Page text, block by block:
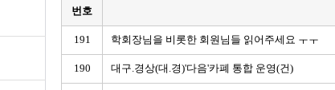
번호
191 학회장님을 비롯한 회원님들 읽어주세요 ㅜㅜ
190 대구.경상(대.경)'다음'카폐 통합 운영(건)